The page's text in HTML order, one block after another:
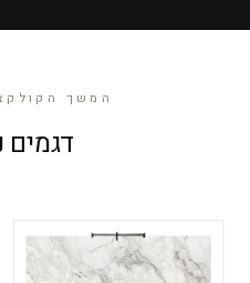
המשך
דגמים